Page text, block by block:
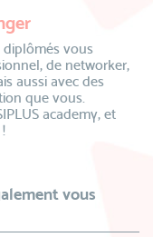
vous
de networker,
aussi avec des
que vous.
academy, et
vous